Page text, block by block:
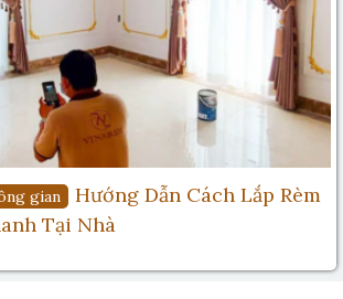
gian
Hướng Dẫn Cách Lắp Rèm
Tại Nhà